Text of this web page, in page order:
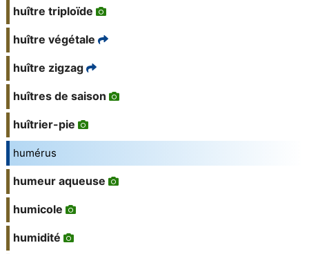
huître triploïde
huître végétale
huître zigzag
huîtres de saison
huîtrier-pie
humérus
humeur aqueuse
humicole
humidité